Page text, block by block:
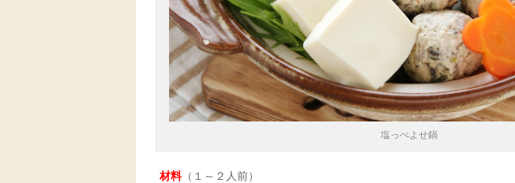
塩っぺよせ鍋
材料（１～２人前）